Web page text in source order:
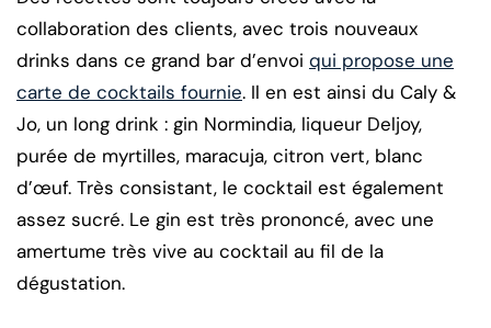
collaboration des clients, avec trois nouveaux
drinks dans ce grand bar d’envoi qui propose une
carte de cocktails fournie. Il en est ainsi du Caly &
Jo, un long drink : gin Normindia, liqueur Deljoy,
purée de myrtilles, maracuja, citron vert, blanc
d’œuf. Très consistant, le cocktail est également
assez sucré. Le gin est très prononcé, avec une
amertume très vive au cocktail au fil de la
dégustation.